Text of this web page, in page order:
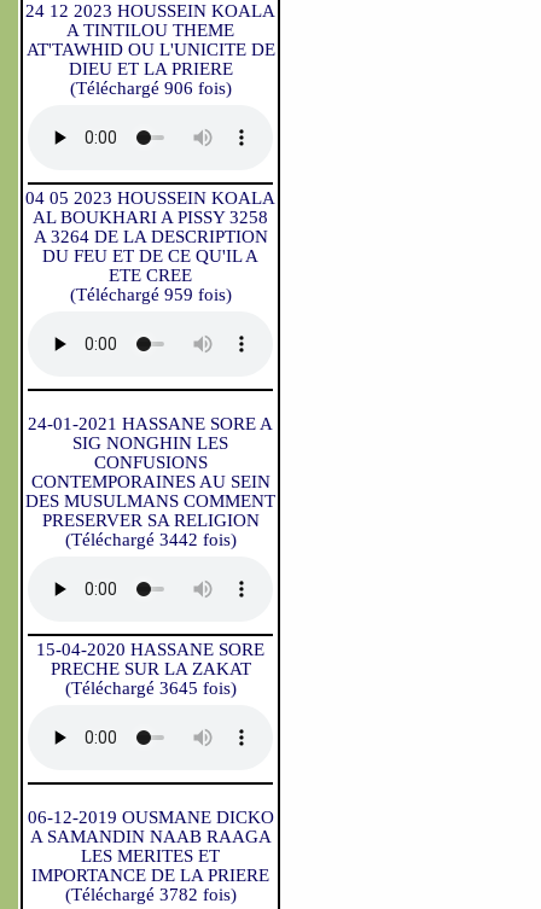
24 12 2023 HOUSSEIN KOALA
A TINTILOU THEME
AT'TAWHID OU L'UNICITE DE
DIEU ET LA PRIERE
(Téléchargé 906 fois)
04 05 2023 HOUSSEIN KOALA
AL BOUKHARI A PISSY 3258
A 3264 DE LA DESCRIPTION
DU FEU ET DE CE QU'IL A
ETE CREE
(Téléchargé 959 fois)
24-01-2021 HASSANE SORE A
SIG NONGHIN LES
CONFUSIONS
CONTEMPORAINES AU SEIN
DES MUSULMANS COMMENT
PRESERVER SA RELIGION
(Téléchargé 3442 fois)
15-04-2020 HASSANE SORE
PRECHE SUR LA ZAKAT
(Téléchargé 3645 fois)
06-12-2019 OUSMANE DICKO
A SAMANDIN NAAB RAAGA
LES MERITES ET
IMPORTANCE DE LA PRIERE
(Téléchargé 3782 fois)